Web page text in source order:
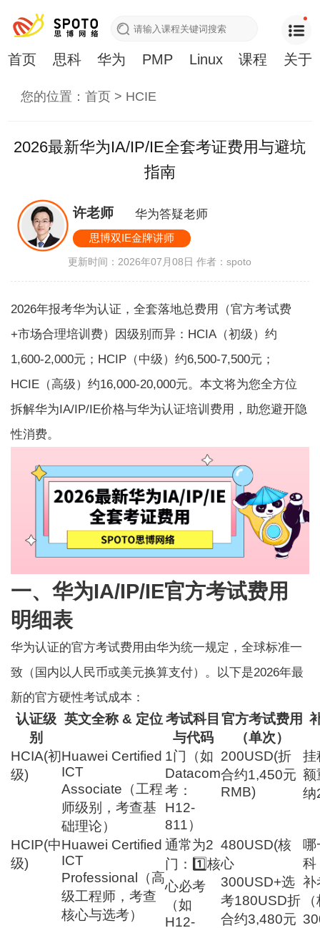
首页 思科 华为 PMP Linux 课程 关于
您的位置：首页 > HCIE
2026最新华为IA/IP/IE全套考证费用与避坑
指南
许老师 华为答疑老师
思博双IE金牌讲师
更新时间：2026年07月08日作者：spoto
2026年报考华为认证，全套落地总费用（官方考试费
+市场合理培训费）因级别而异：HCIA（初级）约
1,600-2,000元；HCIP（中级）约6,500-7,500元；
HCIE（高级）约16,000-20,000元。本文将为您全方位
拆解华为IA/IP/IE价格与华为认证培训费用，助您避开隐
性消费。
一、华为IA/IP/IE官方考试费用
明细表
华为认证的官方考试费用由华为统一规定，全球标准一
致（国内以人民币或美元换算支付）。以下是2026年最
新的官方硬性考试成本：
认证级
别
英文全称 & 定位 考试科目
与代码
官方考试费用
（单次）
HCIA(初
级)
Huawei Certified
ICT
Associate（工程
师级别，考查基
础理论）
1门（如
Datacom
考：
H12-
811）
200USD(折
合约1,450元
RMB)
挂
额
纳
HCIP(中
级)
Huawei Certified
ICT
Professional（高
级工程师，考查
核心与选考）
通常为2
门：1️⃣核
心必考
（如
H12-
480USD(核
心
300USD+选
考180USD折
合约3,480元
哪
科
补